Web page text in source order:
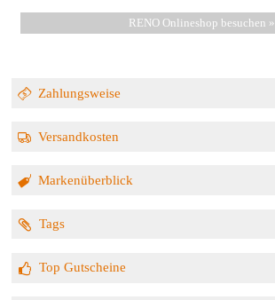
RENO Onlineshop besuchen »
Zahlungsweise
Versandkosten
Markenüberblick
Tags
Top Gutscheine